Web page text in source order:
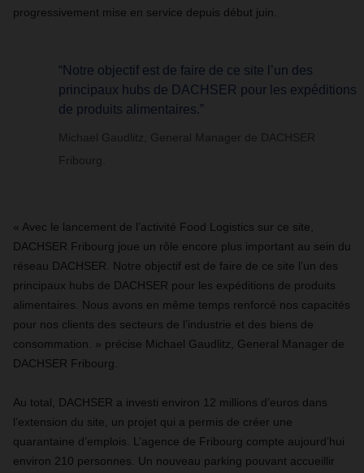
progressivement mise en service depuis début juin.
“Notre objectif est de faire de ce site l’un des
principaux hubs de DACHSER pour les expéditions
de produits alimentaires.”
Michael Gaudlitz, General Manager de DACHSER
Fribourg.
« Avec le lancement de l’activité Food Logistics sur ce site,
DACHSER Fribourg joue un rôle encore plus important au sein du
réseau DACHSER. Notre objectif est de faire de ce site l’un des
principaux hubs de DACHSER pour les expéditions de produits
alimentaires. Nous avons en même temps renforcé nos capacités
pour nos clients des secteurs de l’industrie et des biens de
consommation. » précise Michael Gaudlitz, General Manager de
DACHSER Fribourg.
Au total, DACHSER a investi environ 12 millions d’euros dans
l’extension du site, un projet qui a permis de créer une
quarantaine d’emplois. L’agence de Fribourg compte aujourd’hui
environ 210 personnes. Un nouveau parking pouvant accueillir